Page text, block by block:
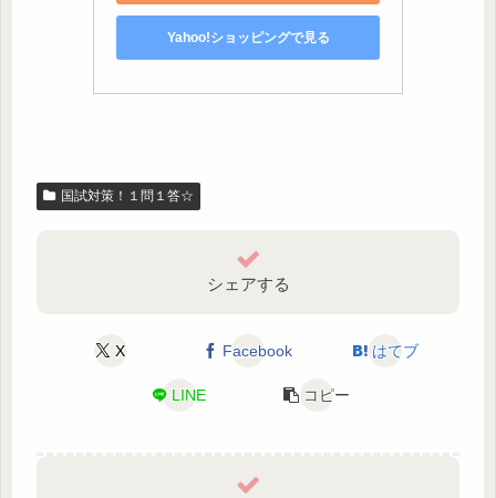
Yahoo!ショッピングで見る
国試対策！１問１答☆
シェアする
X Facebook はてブ
LINE コピー